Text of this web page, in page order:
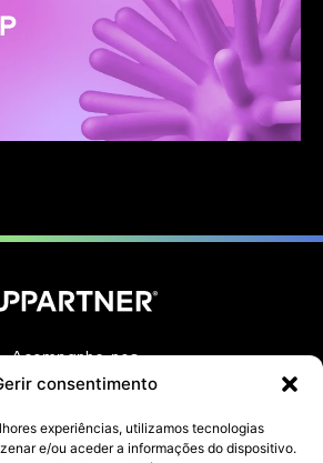
consentimento
experiências, utilizamos tecnologias
e/ou aceder a informações do dispositivo.
Acompanhe-nos
Rodrigues dos Santos 7,